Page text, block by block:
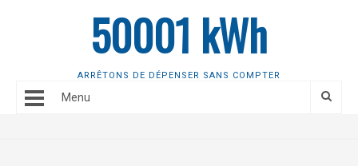
50001 kWh
ARRÊTONS DE DÉPENSER SANS COMPTER
Menu